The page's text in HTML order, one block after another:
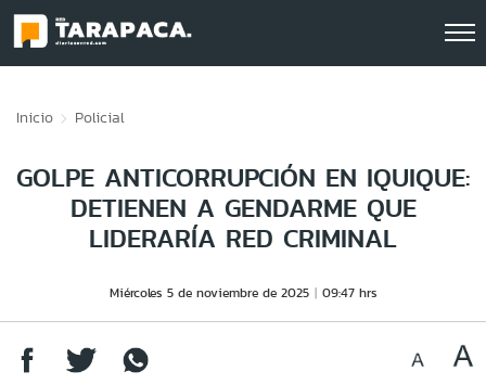
Inicio Policial
GOLPE ANTICORRUPCIÓN EN IQUIQUE:
DETIENEN A GENDARME QUE
LIDERARÍA RED CRIMINAL
Miércoles 5 de noviembre de 2025 09:47 hrs